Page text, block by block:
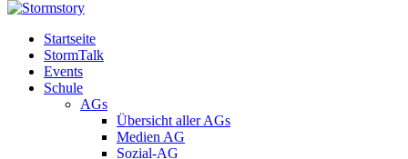
Stormstory
Eure digitale Schülerzeitung
Startseite
StormTalk
Events
Schule
AGs
Übersicht aller AGs
Medien AG
Sozial-AG